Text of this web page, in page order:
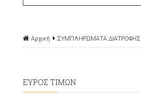
Αρχική ΣΥΜΠΛΗΡΩΜΑΤΑ ΔΙΑΤΡΟΦΗΣ
ΕΥΡΟΣ ΤΙΜΩΝ